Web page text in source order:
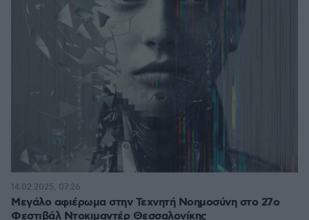
Μεγάλο αφιέρωμα στην Τεχνητή Νοημοσύνη στο 27ο
Φεστιβάλ Ντοκιμαντέρ Θεσσαλονίκης
14.02.2025, 07:26